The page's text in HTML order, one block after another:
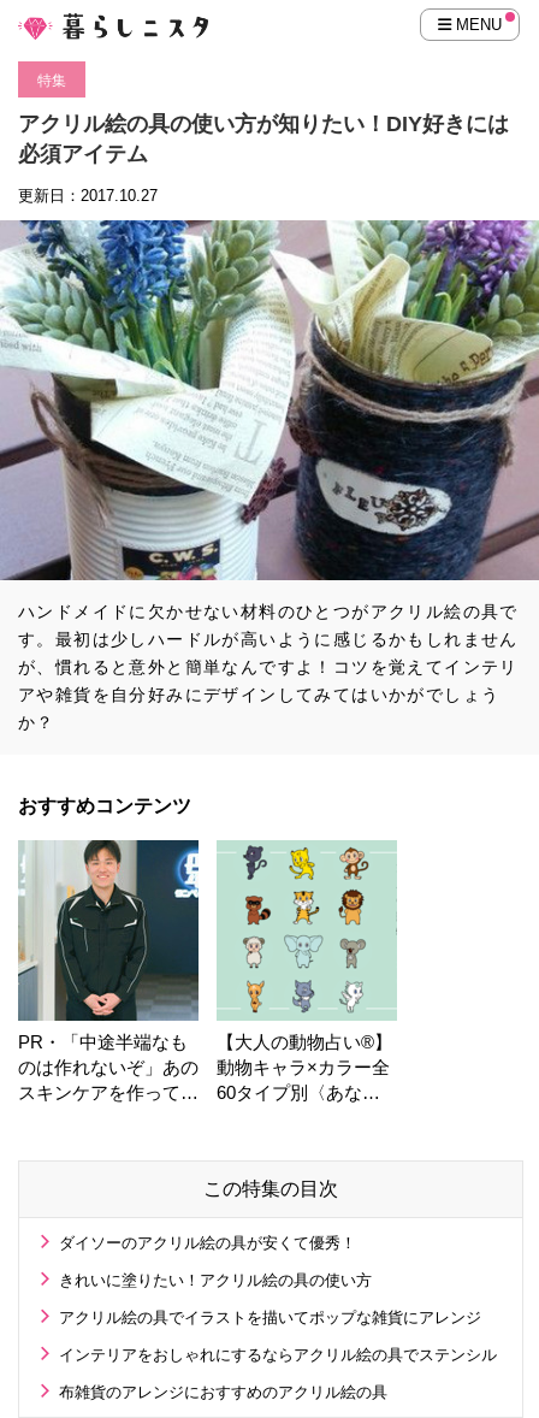
MENU
特集
アクリル絵の具の使い方が知りたい！DIY好きには
必須アイテム
更新日：2017.10.27
ハンドメイドに欠かせない材料のひとつがアクリル絵の具で
す。最初は少しハードルが高いように感じるかもしれません
が、慣れると意外と簡単なんですよ！コツを覚えてインテリ
アや雑貨を自分好みにデザインしてみてはいかがでしょう
か？
おすすめコンテンツ
PR・「中途半端なも
のは作れないぞ」あの
スキンケアを作ってい
【大人の動物占い®】
動物キャラ×カラー全
60タイプ別〈あなた
この特集の目次
ダイソーのアクリル絵の具が安くて優秀！
きれいに塗りたい！アクリル絵の具の使い方
アクリル絵の具でイラストを描いてポップな雑貨にアレンジ
インテリアをおしゃれにするならアクリル絵の具でステンシル
布雑貨のアレンジにおすすめのアクリル絵の具